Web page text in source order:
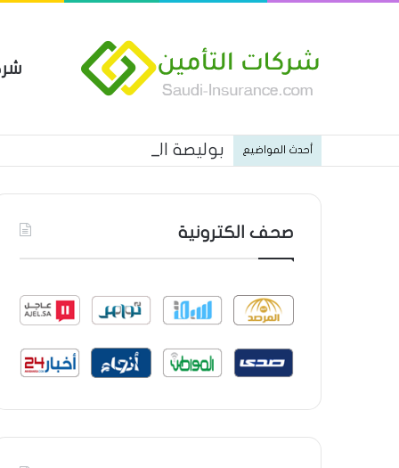
أحدث المواضيع بوليصة التأمين العام من شركة
صحف الكترونية